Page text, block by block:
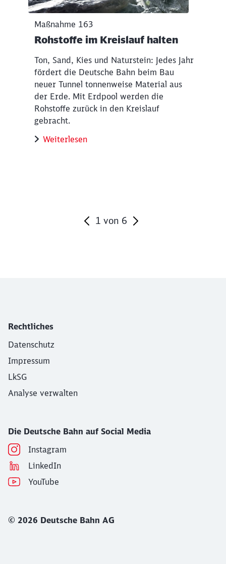
Maßnahme 163
Rohstoffe im Kreislauf halten
Ton, Sand, Kies und Naturstein: Jedes Jahr
fördert die Deutsche Bahn beim Bau
neuer Tunnel tonnenweise Material aus
der Erde. Mit Erdpool werden die
Rohstoffe zurück in den Kreislauf
gebracht.
Weiterlesen
1 von 6
Rechtliches
Datenschutz
Impressum
LkSG
Analyse verwalten
Die Deutsche Bahn auf Social Media
Instagram
LinkedIn
YouTube
© 2026 Deutsche Bahn AG